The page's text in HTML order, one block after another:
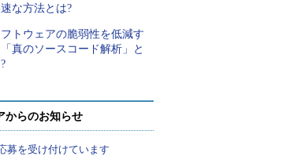
な方法とは?
フトウェアの脆弱性を低減す
真のソースコード解析」と
からのお知らせ
募を受け付けています